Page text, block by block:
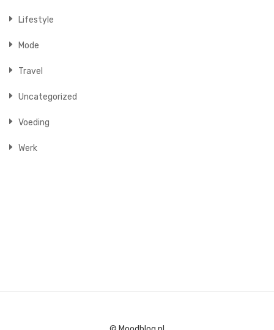
Lifestyle
Mode
Travel
Uncategorized
Voeding
Werk